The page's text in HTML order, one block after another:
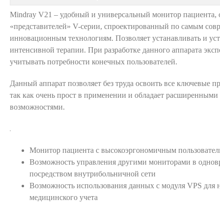
Mindray V21 – удобный и универсальный монитор пациента,
«представителей» V-серии, спроектированный по самым
инновационным технологиям. Позволяет устанавливать и
интенсивной терапии. При разработке данного аппарата
учитывать потребности конечных пользователей.
Данный аппарат позволяет без труда освоить все ключевые
так как очень прост в применении и обладает
возможностями.
Монитор пациента с высокоэргономичным
Возможность управления другими мониторами в
посредством внутрибольничной сети
Возможность использования данных с модуля VPS для
медицинского учета